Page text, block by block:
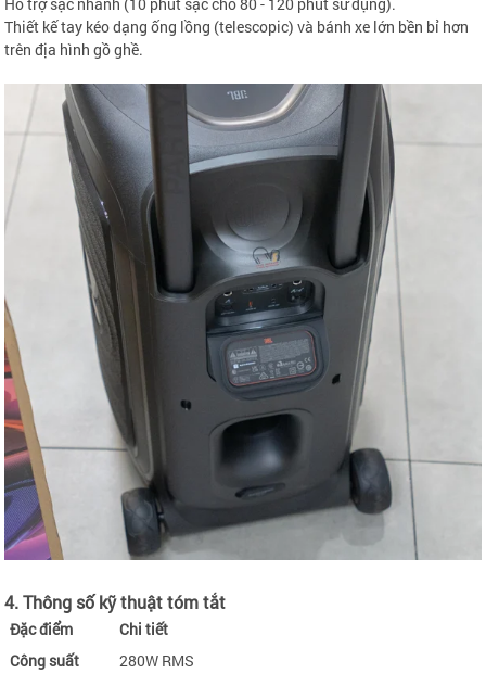
Thiết kế tay kéo dạng ống lồng (telescopic) và bánh xe lớn bền bỉ hơn
trên địa hình gồ ghề.
4. Thông số kỹ thuật tóm tắt
Đặc điểm
Chi tiết
Công suất
280W RMS